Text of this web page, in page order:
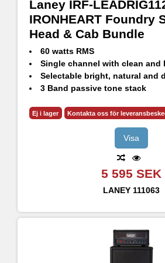
Laney IRF-
IRONHEART Foundry
Head & Cab Bundle
60 watts RMS
Single channel with clean and
Selectable bright, natural and
3 Band passive tone stack
1x12" HH Designed High
Ej i lager Kontakta oss för
Visa
5 595 SEK
LANEY 111063